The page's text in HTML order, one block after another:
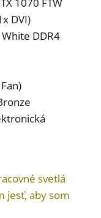
DVI)
DDR4
svetlá
jesť, aby som